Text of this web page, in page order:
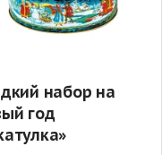
набор на
год